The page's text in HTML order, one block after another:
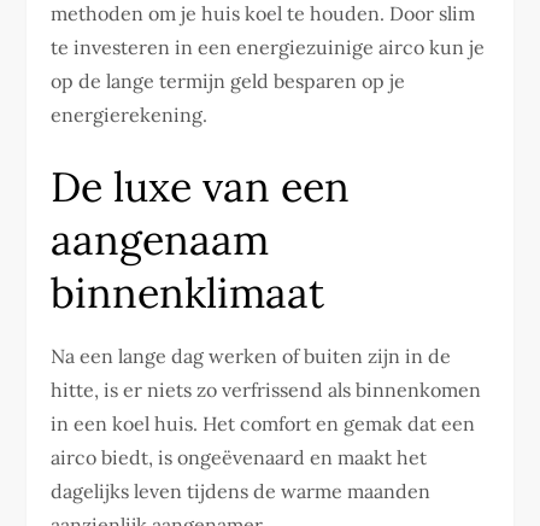
methoden om je huis koel te houden. Door slim
te investeren in een energiezuinige airco kun je
op de lange termijn geld besparen op je
energierekening.
De luxe van een
aangenaam
binnenklimaat
Na een lange dag werken of buiten zijn in de
hitte, is er niets zo verfrissend als binnenkomen
in een koel huis. Het comfort en gemak dat een
airco biedt, is ongeëvenaard en maakt het
dagelijks leven tijdens de warme maanden